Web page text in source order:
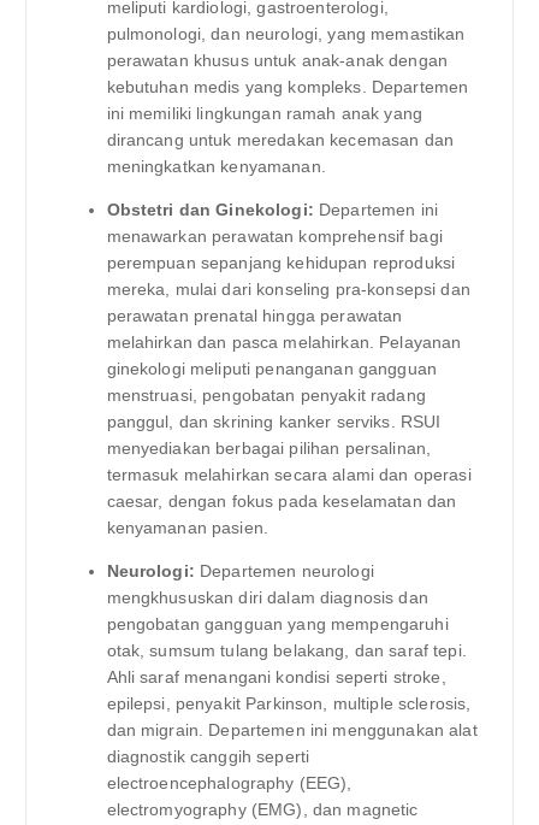
meliputi kardiologi, gastroenterologi,
pulmonologi, dan neurologi, yang memastikan
perawatan khusus untuk anak-anak dengan
kebutuhan medis yang kompleks. Departemen
ini memiliki lingkungan ramah anak yang
dirancang untuk meredakan kecemasan dan
meningkatkan kenyamanan.
Obstetri dan Ginekologi: Departemen ini
menawarkan perawatan komprehensif bagi
perempuan sepanjang kehidupan reproduksi
mereka, mulai dari konseling pra-konsepsi dan
perawatan prenatal hingga perawatan
melahirkan dan pasca melahirkan. Pelayanan
ginekologi meliputi penanganan gangguan
menstruasi, pengobatan penyakit radang
panggul, dan skrining kanker serviks. RSUI
menyediakan berbagai pilihan persalinan,
termasuk melahirkan secara alami dan operasi
caesar, dengan fokus pada keselamatan dan
kenyamanan pasien.
Neurologi: Departemen neurologi
mengkhususkan diri dalam diagnosis dan
pengobatan gangguan yang mempengaruhi
otak, sumsum tulang belakang, dan saraf tepi.
Ahli saraf menangani kondisi seperti stroke,
epilepsi, penyakit Parkinson, multiple sclerosis,
dan migrain. Departemen ini menggunakan alat
diagnostik canggih seperti
electroencephalography (EEG),
electromyography (EMG), dan magnetic